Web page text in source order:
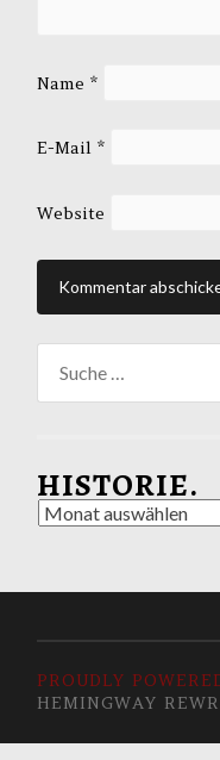
Name*
E-Mail*
Website
nach:
HISTORIE.
Historie.
PROUDLY
HEMINGWAY